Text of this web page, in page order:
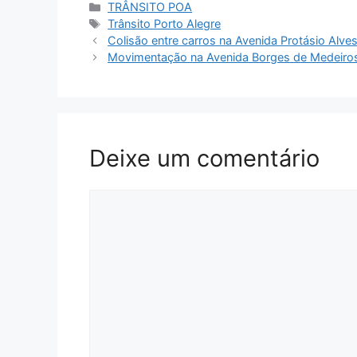
Categorias
TRÂNSITO POA
Tags
Trânsito Porto Alegre
Colisão entre carros na Avenida Protásio
Movimentação na Avenida Borges de
Deixe um comentário